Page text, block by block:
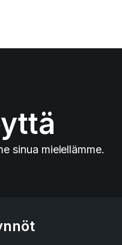
sinua mielellämme.